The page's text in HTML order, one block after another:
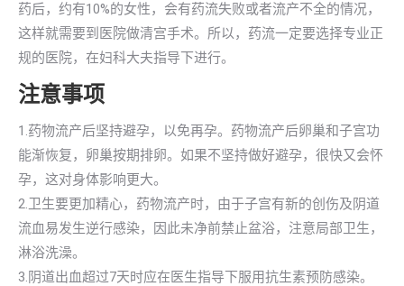
药后，约有10%的女性，会有药流失败或者流产不全的情况，
这样就需要到医院做清宫手术。所以，药流一定要选择专业正
规的医院，在妇科大夫指导下进行。
注意事项
1.药物流产后坚持避孕，以免再孕。药物流产后卵巢和子宫功
能渐恢复，卵巢按期排卵。如果不坚持做好避孕，很快又会怀
孕，这对身体影响更大。
2.卫生要更加精心，药物流产时，由于子宫有新的创伤及阴道
流血易发生逆行感染，因此未净前禁止盆浴，注意局部卫生，
淋浴洗澡。
3.阴道出血超过7天时应在医生指导下服用抗生素预防感染。